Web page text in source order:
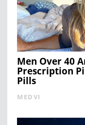
Men Over 40
Prescription
Pills
MEDVI